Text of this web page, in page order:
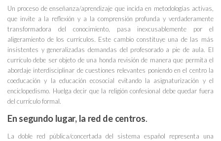
Un proceso de enseñanza/aprendizaje que incida en metodologías activas,
que invite a la reflexión y a la comprensión profunda y verdaderamente
transformadora del conocimiento, pasa inexcusablemente por el
aligeramiento de los currículos. Este cambio constituye una de las más
insistentes y generalizadas demandas del profesorado a pie de aula. El
currículo debe ser objeto de una honda revisión de manera que permita el
abordaje interdisciplinar de cuestiones relevantes poniendo en el centro la
coeducación y la educación ecosocial evitando la asignaturización y el
enciclopedismo. Huelga decir que la religión confesional debe quedar fuera
del currículo formal.
En segundo lugar, la red de centros.
La doble red pública/concertada del sistema español representa una